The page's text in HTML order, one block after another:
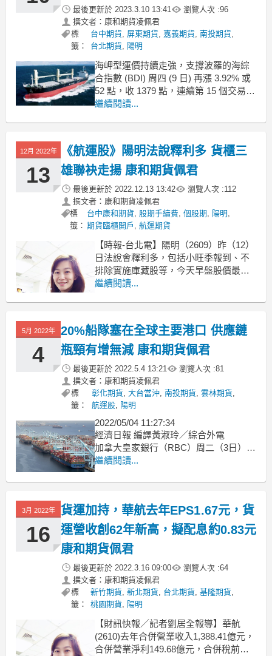
最後更新於 2023.3.10 13:41 瀏覽人次 :96
撰文者：康和期貨凌佩君
標
籤：
台中期貨, 屏東期貨,嘉義期貨,南投期貨,
台北期貨, 陽明
海岬型運價持續走強，支撐波羅的海綜
合指數 (BDI) 周四 (9 日) 再漲 3.92% 或
52 點，收 1379 點，連續第 15 個交易日
收紅，並創 11 周以來新高。
海岬型運費指數 (BCI) 上漲 112 點，或
高；平均
繼續閱讀...
12月 2022年
13
《航運股》陽明法說釋利多 貨櫃三
雄聯袂走揚 康和期貨佩君
最後更新於 2022.12.13 13:42 瀏覽人次 :112
撰文者：康和期貨凌佩君
標
籤：
台中康和期貨, 股期手續費,個股期, 陽明 ,
期貨臨櫃開戶 ,航運期貨
【時報-台北電】陽明（2609）昨（12）
日法說會釋利多，包括小旺季報到、不
排除實施庫藏股等，今天早盤股價最高
攻上63.9元大漲近3.4％，並帶動萬海
持上漲1％以上。
台股今天在14,600點以下小跌狹幅盤
繼續閱讀...
5月 2022年
4
20%船隊塞在全球主要港口 供應鏈
瓶頸有增無減 康和期貨佩君
最後更新於 2022.5.4 13:21 瀏覽人次 :81
撰文者：康和期貨凌佩君
標
籤：
彰化期貨,大台當沖,南投期貨,雲林期貨,
航運股, 陽明
2022/05/04 11:27:34
經濟日報 編譯黃淑玲／綜合外電
加拿大皇家銀行（RBC）周二（3日）發
布的最新報告指出，全球大部分的港
五分之一的貨櫃船隊塞在各個港口，準
由Michael Tran
繼續閱讀...
3月 2022年
16
貨運加持，華航去年EPS1.67元，貨
運營收創62年新高，擬配息約0.83元
康和期貨佩君
最後更新於 2022.3.16 09:00 瀏覽人次 :64
撰文者：康和期貨凌佩君
標
籤：
新竹期貨,新北期貨, 台北期貨,基隆期貨,
桃園期貨, 陽明
【財訊快報／記者劉居全報導】華航
(2610)去年合併營業收入1,388.41億元，
合併營業淨利149.68億元，合併稅前淨